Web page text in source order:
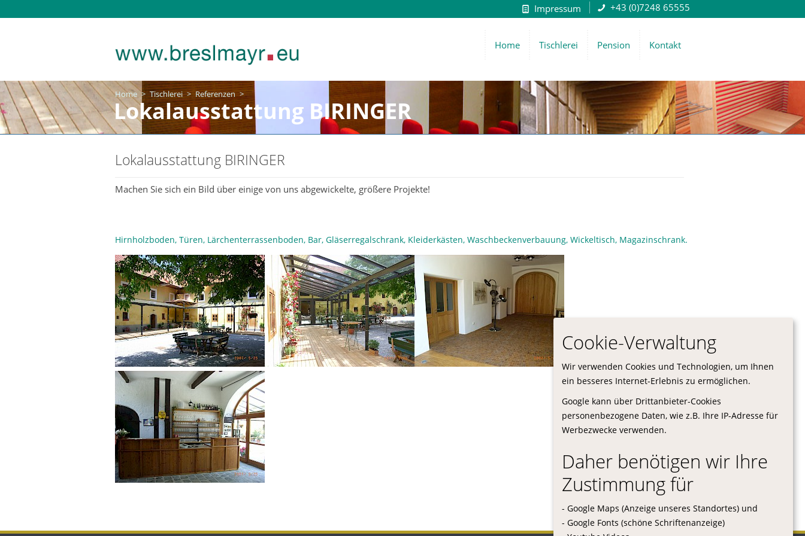
+43 (0)7248 65555
Impressum
Home Tischlerei Pension Kontakt
Home > Tischlerei > Referenzen >
Lokalausstattung BIRINGER
Lokalausstattung BIRINGER
Machen Sie sich ein Bild über einige von uns abgewickelte, größere Projekte!
Hirnholzboden, Türen, Lärchenterrassenboden, Bar, Gläserregalschrank, Kleiderkästen, Waschbeckenverbauung, Wickeltisch, Magazinschrank.
Cookie-Verwaltung
Wir verwenden Cookies und Technologien, um Ihnen
ein besseres Internet-Erlebnis zu ermöglichen.
Google kann über Drittanbieter-Cookies
personenbezogene Daten, wie z.B. Ihre IP-Adresse für
Werbezwecke verwenden.
Daher benötigen wir Ihre
Zustimmung für
- Google Maps (Anzeige unseres Standortes) und
- Google Fonts (schöne Schriftenanzeige)